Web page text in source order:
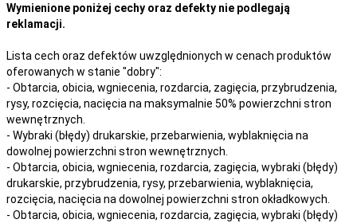
Wymienione poniżej cechy oraz defekty nie podlegają
reklamacji.
Lista cech oraz defektów uwzględnionych w cenach produktów
oferowanych w stanie "dobry":
- Obtarcia, obicia, wgniecenia, rozdarcia, zagięcia, przybrudzenia,
rysy, rozcięcia, nacięcia na maksymalnie 50% powierzchni stron
wewnętrznych.
- Wybraki (błędy) drukarskie, przebarwienia, wyblaknięcia na
dowolnej powierzchni stron wewnętrznych.
- Obtarcia, obicia, wgniecenia, rozdarcia, zagięcia, wybraki (błędy)
drukarskie, przybrudzenia, rysy, przebarwienia, wyblaknięcia,
rozcięcia, nacięcia na dowolnej powierzchni stron okładkowych.
- Obtarcia, obicia, wgniecenia, rozdarcia, zagięcia, wybraki (błędy)